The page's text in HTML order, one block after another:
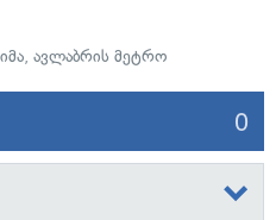
, ავლაბრის მეტრო
0